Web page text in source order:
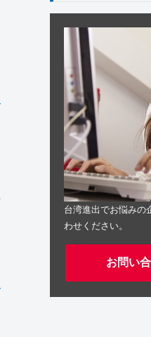
台湾進出でお悩みの
わせください。
お問い